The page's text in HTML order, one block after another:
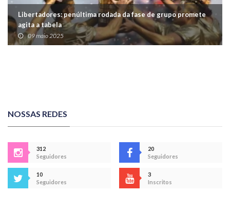
Libertadores: penúltima rodada da fase de grupo promete
agita a tabela
09 maio 2025
NOSSAS REDES
312
Seguidores
20
Seguidores
10
Seguidores
3
Inscritos